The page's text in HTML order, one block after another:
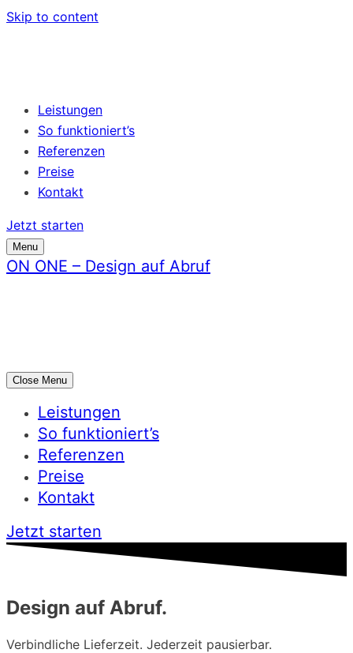
Skip to content
Leistungen
So funktioniert’s
Referenzen
Preise
Kontakt
Jetzt starten
Menu
ON ONE – Design auf Abruf
Close Menu
Leistungen
So funktioniert’s
Referenzen
Preise
Kontakt
Jetzt starten
Design auf Abruf.
Verbindliche Lieferzeit. Jederzeit pausierbar.